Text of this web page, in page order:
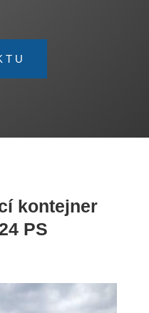
kontejner
PS